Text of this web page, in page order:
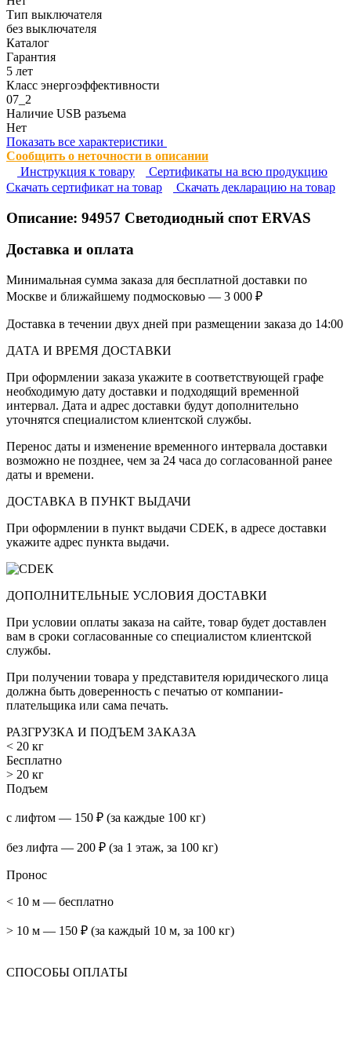
Тип выключателя
без выключателя
Каталог
Гарантия
5 лет
Класс энергоэффективности
07_2
Наличие USB разъема
Нет
Показать все характеристики
Сообщить о неточности в описании
Инструкция к товару
Сертификаты на всю продукцию
Cкачать сертификат на товар
Cкачать декларацию на товар
Описание: 94957 Светодиодный спот ERVAS
Доставка и оплата
Минимальная сумма заказа для бесплатной доставки по
Москве и ближайшему подмосковью — 3 000 ₽
Доставка в течении двух дней при размещении заказа до 14:00
ДАТА И ВРЕМЯ ДОСТАВКИ
При оформлении заказа укажите в соответствующей графе
необходимую дату доставки и подходящий временной
интервал. Дата и адрес доставки будут дополнительно
уточнятся специалистом клиентской службы.
Перенос даты и изменение временного интервала доставки
возможно не позднее, чем за 24 часа до согласованной ранее
даты и времени.
ДОСТАВКА В ПУНКТ ВЫДАЧИ
При оформлении в пункт выдачи CDEK, в адресе доставки
укажите адрес пункта выдачи.
ДОПОЛНИТЕЛЬНЫЕ УСЛОВИЯ ДОСТАВКИ
При условии оплаты заказа на сайте, товар будет доставлен
вам в сроки согласованные со специалистом клиентской
службы.
При получении товара у представителя юридического лица
должна быть доверенность с печатью от компании-
плательщика или сама печать.
РАЗГРУЗКА И ПОДЪЕМ ЗАКАЗА
< 20 кг
Бесплатно
> 20 кг
Подъем
с лифтом — 150 ₽ (за каждые 100 кг)
без лифта — 200 ₽ (за 1 этаж, за 100 кг)
Пронос
< 10 м — бесплатно
> 10 м — 150 ₽ (за каждый 10 м, за 100 кг)
СПОСОБЫ ОПЛАТЫ